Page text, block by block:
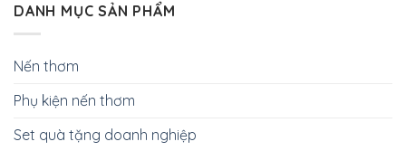
DANH MỤC SẢN PHẨM
Nến thơm
Phụ kiện nến thơm
Set quà tặng doanh nghiệp